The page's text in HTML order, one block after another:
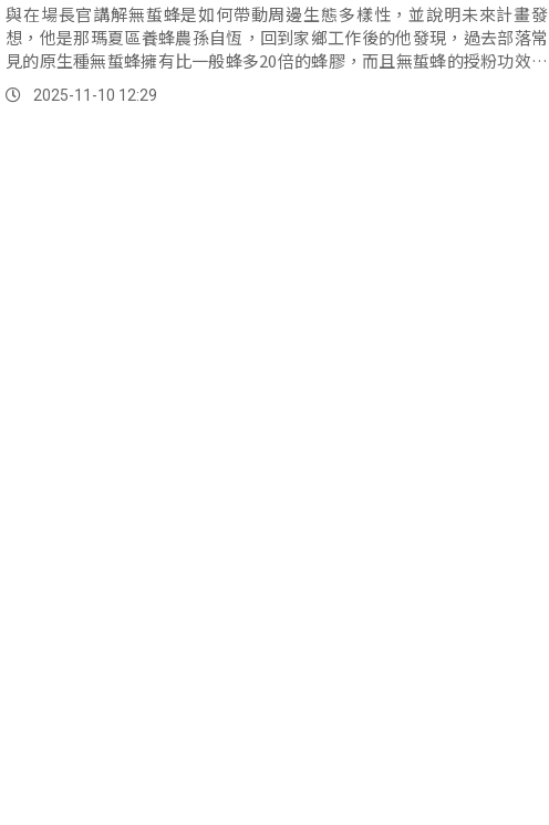
與在場長官講解無蜇蜂是如何帶動周邊生態多樣性，並說明未來計畫發
想，他是那瑪夏區養蜂農孫自恆，回到家鄉工作後的他發現，過去部落常
見的原生種無蜇蜂擁有比一般蜂多20倍的蜂膠，而且無蜇蜂的授粉功效，
能帶動周邊植物果實產量增多。
2025-11-10 12:29